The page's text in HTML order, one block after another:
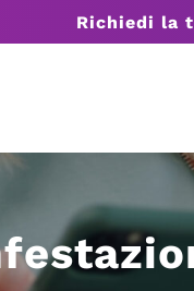
Richiedi la